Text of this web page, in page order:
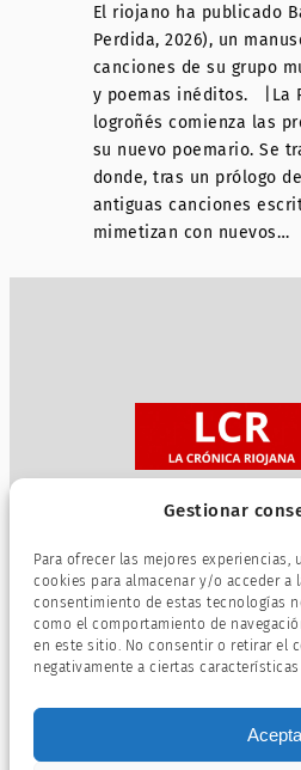
Gestionar
Para ofrecer las mejores
cookies para almacenar y/o acceder
consentimiento de estas tecnologías
como el comportamiento de
en este sitio. No consentir o retirar el
negativamente a ciertas
El riojano ha publicado
Perdida, 2026), un
canciones de su grupo
y poemas inéditos. |La
logroñés comienza las
su nuevo poemario. Se
donde, tras un prólogo
antiguas canciones
mimetizan con nuevos…
Política de
Términos de
Política de